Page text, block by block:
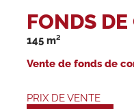
FONDS
145 m²
Vente de fonds de
PRIX DE VENTE